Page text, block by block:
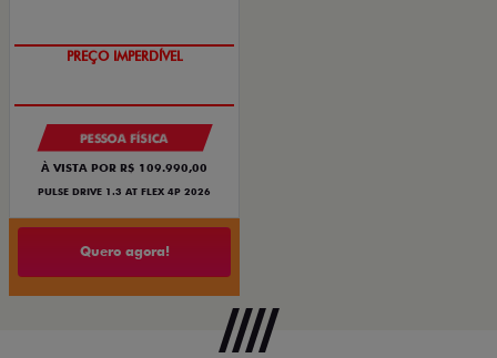
PREÇO IMPERDÍVEL
PESSOA FÍSICA
À VISTA POR R$ 109.990,00
PULSE DRIVE 1.3 AT FLEX 4P 2026
Quero agora!